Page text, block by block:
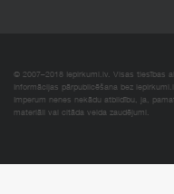
© 2007–2018 Iepirkumi.lv. Visas tiesības
Informācijas pārpublicēšana bez
Imperum nenes nekādu atbildību, ja,
materiāli vai citāda veida zaudējumi.